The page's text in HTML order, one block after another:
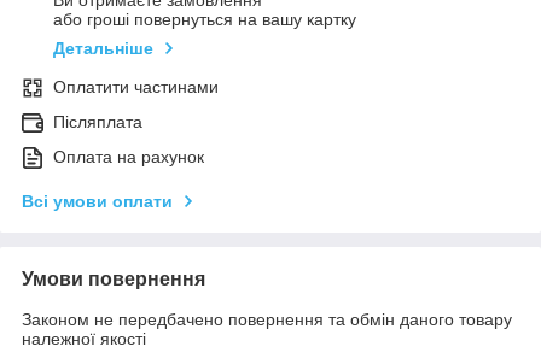
або гроші повернуться на вашу картку
Детальніше
Оплатити частинами
Післяплата
Оплата на рахунок
Всі умови оплати
Умови повернення
Законом не передбачено повернення та обмін даного товару
належної якості